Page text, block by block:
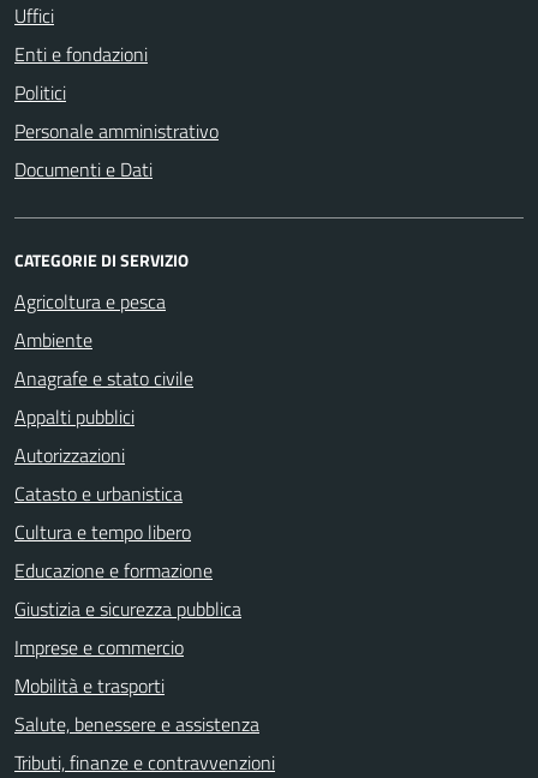
Uffici
Enti e fondazioni
Politici
Personale amministrativo
Documenti e Dati
CATEGORIE DI SERVIZIO
Agricoltura e pesca
Ambiente
Anagrafe e stato civile
Appalti pubblici
Autorizzazioni
Catasto e urbanistica
Cultura e tempo libero
Educazione e formazione
Giustizia e sicurezza pubblica
Imprese e commercio
Mobilità e trasporti
Salute, benessere e assistenza
Tributi, finanze e contravvenzioni